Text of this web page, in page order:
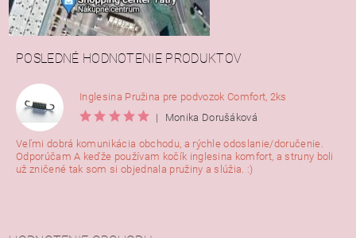
POSLEDNÉ HODNOTENIE PRODUKTOV
Inglesina Pružina pre podvozok Comfort, 2ks
|
Monika Dorušáková
Veľmi dobrá komunikácia obchodu, a rýchle odoslanie/doručenie.
Odporúčam A keďže používam kočík inglesina komfort, a struny boli
už zničené tak som si objednala pružiny a slúžia. :)